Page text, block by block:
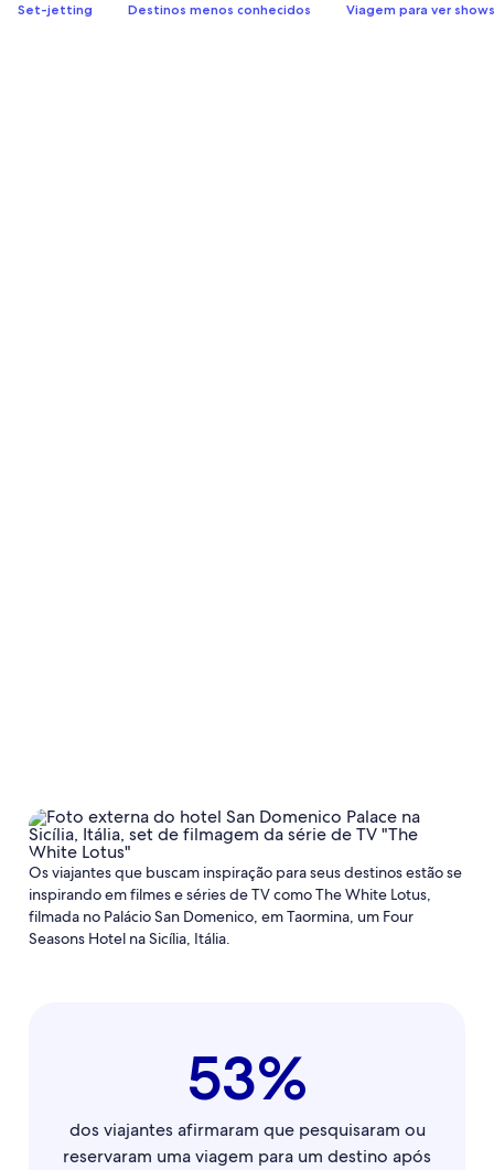
Set-jetting Destinos menos conhecidos Viagem para ver shows
Os viajantes que buscam inspiração para seus destinos estão se
inspirando em filmes e séries de TV como The White Lotus,
filmada no Palácio San Domenico, em Taormina, um Four
Seasons Hotel na Sicília, Itália.
53%
dos viajantes afirmaram que pesquisaram ou
reservaram uma viagem para um destino após